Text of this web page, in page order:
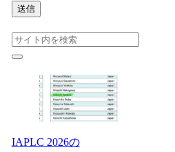
送信
IAPLC 2026の